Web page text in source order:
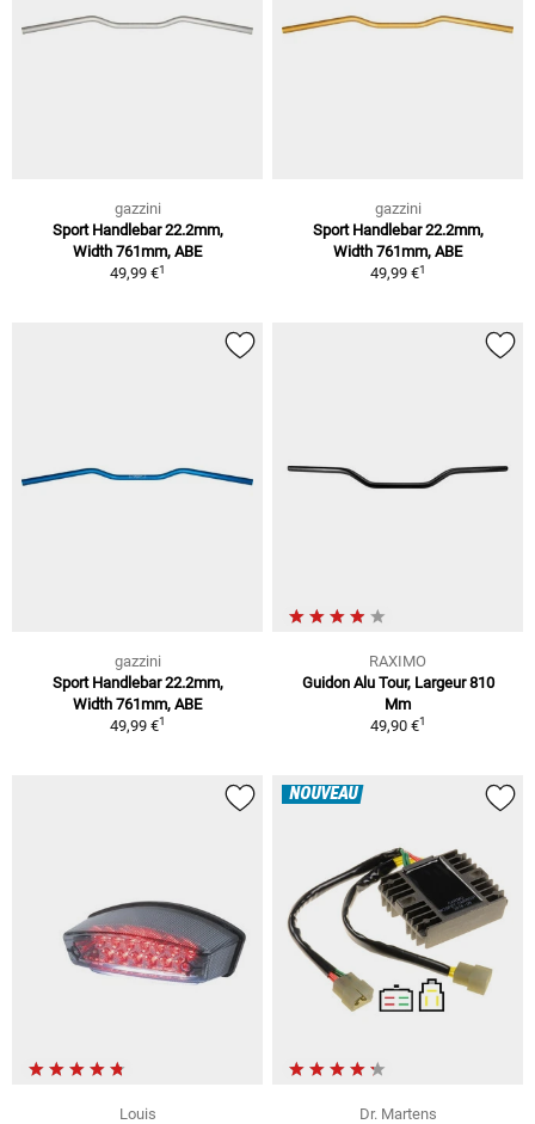
gazzini
Sport Handlebar 22.2mm,
Width 761mm, ABE
49,99 €1
gazzini
Sport Handlebar 22.2mm,
Width 761mm, ABE
49,99 €1
gazzini
Sport Handlebar 22.2mm,
Width 761mm, ABE
49,99 €1
RAXIMO
Guidon Alu Tour, Largeur 810
Mm
49,90 €1
Louis
NOUVEAU
Dr. Martens